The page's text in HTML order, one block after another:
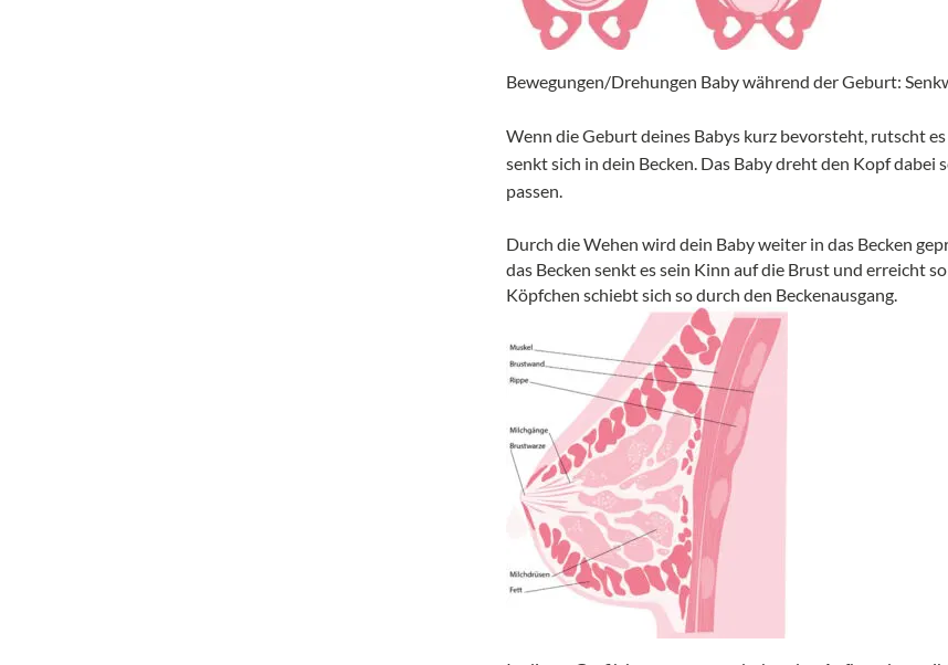
Bewegungen/Drehungen Baby während der Geburt:
Wenn die Geburt deines Babys kurz bevorsteht, rutscht
senkt sich in dein Becken. Das Baby dreht den Kopf dabei
passen.
Durch die Wehen wird dein Baby weiter in das Becken
das Becken senkt es sein Kinn auf die Brust und erreicht
Köpfchen schiebt sich so durch den Beckenausgang.